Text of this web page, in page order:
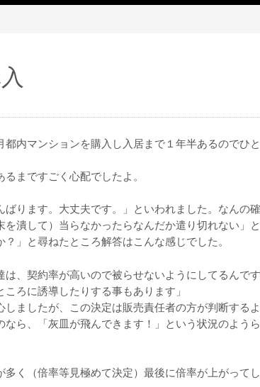
都内マンションを購入し入居まで１年半あるのでひ
まですごく心配でしたよ。
ります。大丈夫です。」といわれました。なんの
潰して）当らなかったらなんだか遣り切れない」
」と尋ねたところ解答はこんな感じでした。
、契約率が高いので被らせないようにしてるんです
ろに誘導したりする事もあります」
ましたが、この決定は販売責任者の方が判断する
ら、「灰皿が飛んできます！」という状況のよう
く（倍率等見極めて決定）最後に倍率が上がって